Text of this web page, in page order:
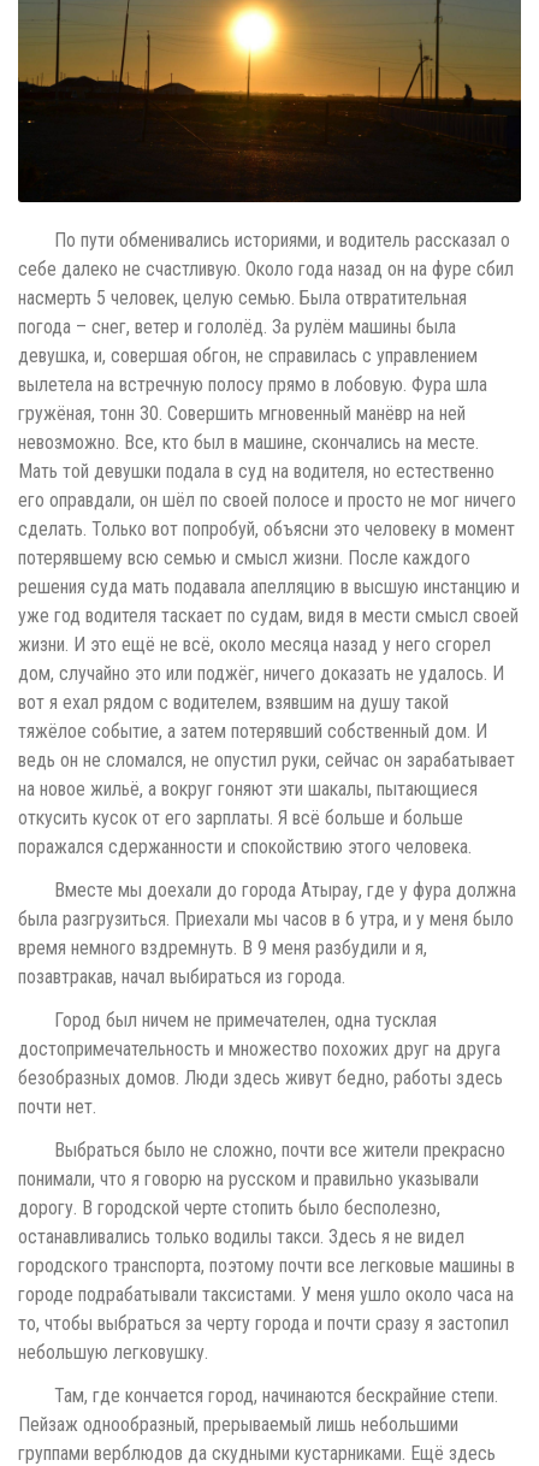
По пути обменивались историями, и водитель рассказал о
себе далеко не счастливую. Около года назад он на фуре сбил
насмерть 5 человек, целую семью. Была отвратительная
погода – снег, ветер и гололёд. За рулём машины была
девушка, и, совершая обгон, не справилась с управлением
вылетела на встречную полосу прямо в лобовую. Фура шла
гружёная, тонн 30. Совершить мгновенный манёвр на ней
невозможно. Все, кто был в машине, скончались на месте.
Мать той девушки подала в суд на водителя, но естественно
его оправдали, он шёл по своей полосе и просто не мог ничего
сделать. Только вот попробуй, объясни это человеку в момент
потерявшему всю семью и смысл жизни. После каждого
решения суда мать подавала апелляцию в высшую инстанцию и
уже год водителя таскает по судам, видя в мести смысл своей
жизни. И это ещё не всё, около месяца назад у него сгорел
дом, случайно это или поджёг, ничего доказать не удалось. И
вот я ехал рядом с водителем, взявшим на душу такой
тяжёлое событие, а затем потерявший собственный дом. И
ведь он не сломался, не опустил руки, сейчас он зарабатывает
на новое жильё, а вокруг гоняют эти шакалы, пытающиеся
откусить кусок от его зарплаты. Я всё больше и больше
поражался сдержанности и спокойствию этого человека.
Вместе мы доехали до города Атырау, где у фура должна
была разгрузиться. Приехали мы часов в 6 утра, и у меня было
время немного вздремнуть. В 9 меня разбудили и я,
позавтракав, начал выбираться из города.
Город был ничем не примечателен, одна тусклая
достопримечательность и множество похожих друг на друга
безобразных домов. Люди здесь живут бедно, работы здесь
почти нет.
Выбраться было не сложно, почти все жители прекрасно
понимали, что я говорю на русском и правильно указывали
дорогу. В городской черте стопить было бесполезно,
останавливались только водилы такси. Здесь я не видел
городского транспорта, поэтому почти все легковые машины в
городе подрабатывали таксистами. У меня ушло около часа на
то, чтобы выбраться за черту города и почти сразу я застопил
небольшую легковушку.
Там, где кончается город, начинаются бескрайние степи.
Пейзаж однообразный, прерываемый лишь небольшими
группами верблюдов да скудными кустарниками. Ещё здесь